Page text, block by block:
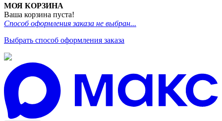
МОЯ КОРЗИНА
Ваша корзина пуста!
Способ оформления заказа не выбран...
Выбрать способ оформления заказа